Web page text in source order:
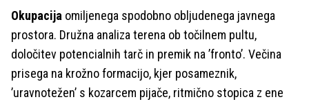
Okupacija omiljenega spodobno obljudenega javnega
prostora. Družna analiza terena ob točilnem pultu,
določitev potencialnih tarč in premik na ’fronto’. Večina
prisega na krožno formacijo, kjer posameznik,
’uravnotežen’ s kozarcem pijače, ritmično stopica z ene